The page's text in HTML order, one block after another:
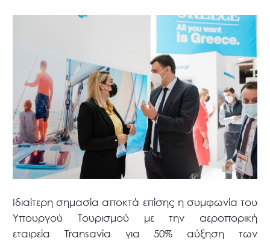
Ιδιαίτερη σημασία αποκτά επίσης η συμφωνία του
Υπουργού Τουρισμού με την αεροπορική
εταιρεία Transavia για 50% αύξηση των